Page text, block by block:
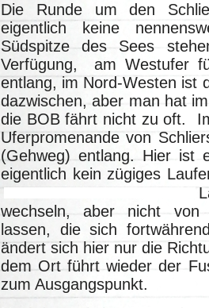
Die Runde um den
eigentlich keine
Südspitze des Sees
Verfügung, am Westufer
entlang, im Nord-Westen ist
dazwischen, aber man hat
die BOB fährt nicht zu oft.
Uferpromenande von
(Gehweg) entlang. Hier ist
eigentlich kein zügiges
wechseln, aber nicht von
lassen, die sich
ändert sich hier nur die
dem Ort führt wieder der
zum Ausgangspunkt.